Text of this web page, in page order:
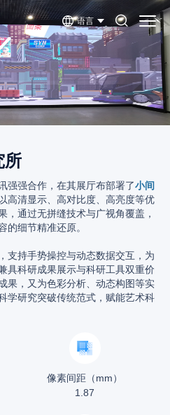
语言
所
强强合作，在其展厅布部署了小间
高清显示、高对比度、高亮度等优
，通过无拼缝技术与广视角覆盖，
的细节精准还原。
支持手势操控与动态数据交互，为
具科研成果展示与科研工具双重价
，又为色彩分析、动态构图等实
学研究突破传统范式，赋能艺术科
像素间距（mm）
1.87